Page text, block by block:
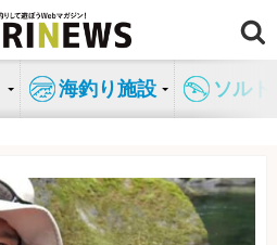
海釣り施設 ソル